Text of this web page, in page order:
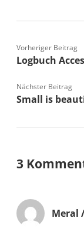
Vorheriger Beitrag
Logbuch
Nächster Beitrag
Small is
3
Meral